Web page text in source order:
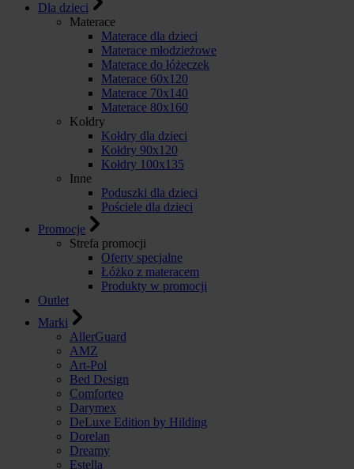
Dla dzieci
Materace
Materace dla dzieci
Materace młodzieżowe
Materace do łóżeczek
Materace 60x120
Materace 70x140
Materace 80x160
Kołdry
Kołdry dla dzieci
Kołdry 90x120
Kołdry 100x135
Inne
Poduszki dla dzieci
Pościele dla dzieci
Promocje
Strefa promocji
Oferty specjalne
Łóżko z materacem
Produkty w promocji
Outlet
Marki
AllerGuard
AMZ
Art-Pol
Bed Design
Comforteo
Darymex
DeLuxe Edition by Hilding
Dorelan
Dreamy
Estella